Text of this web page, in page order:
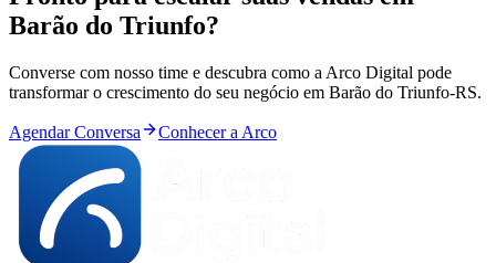
Barão do Triunfo?
Converse com nosso time e descubra como a Arco Digital pode
transformar o crescimento do seu negócio em Barão do Triunfo-RS.
Agendar Conversa Conhecer a Arco